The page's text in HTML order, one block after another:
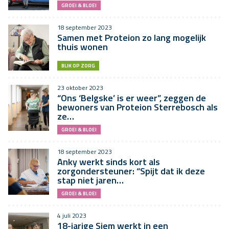
GROEI & BLOEI
18 september 2023
Samen met Proteion zo lang mogelijk
thuis wonen
BLIK OP ZORG
23 oktober 2023
“Ons ‘Belgske’ is er weer”, zeggen de
bewoners van Proteion Sterrebosch als
ze…
GROEI & BLOEI
18 september 2023
Anky werkt sinds kort als
zorgondersteuner: “Spijt dat ik deze
stap niet jaren…
GROEI & BLOEI
4 juli 2023
18-jarige Siem werkt in een